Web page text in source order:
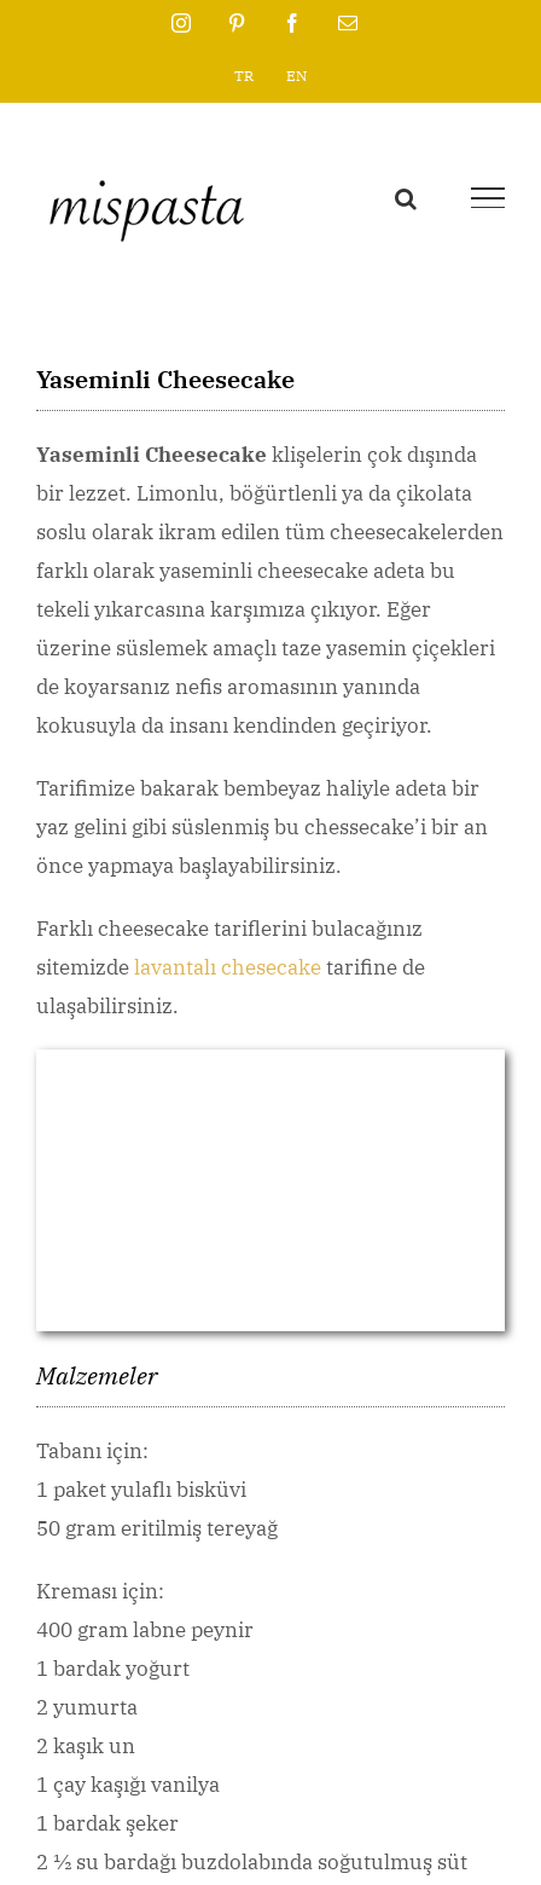
InstagramPinterest FacebookEmail
TR EN
Yaseminli Cheesecake
Yaseminli Cheesecake klişelerin çok dışında
bir lezzet. Limonlu, böğürtlenli ya da çikolata
soslu olarak ikram edilen tüm cheesecakelerden
farklı olarak yaseminli cheesecake adeta bu
tekeli yıkarcasına karşımıza çıkıyor. Eğer
üzerine süslemek amaçlı taze yasemin çiçekleri
de koyarsanız nefis aromasının yanında
kokusuyla da insanı kendinden geçiriyor.
Tarifimize bakarak bembeyaz haliyle adeta bir
yaz gelini gibi süslenmiş bu chessecake’i bir an
önce yapmaya başlayabilirsiniz.
Farklı cheesecake tariflerini bulacağınız
sitemizdelavantalı chesecaketarifine de
ulaşabilirsiniz.
Malzemeler
Tabanı için:
1 paket yulaflı bisküvi
50 gram eritilmiş tereyağ
Kreması için:
400 gram labne peynir
1 bardak yoğurt
2 yumurta
2 kaşık un
1 çay kaşığı vanilya
1 bardak şeker
2 ½ su bardağı buzdolabında soğutulmuş süt